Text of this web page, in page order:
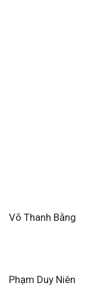
Võ Thanh Bằng
Phạm Duy Niên